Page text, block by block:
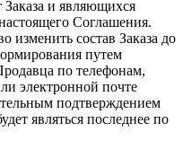
и являющихся
Соглашения.
изменить состав Заказа до
путем
по телефонам,
электронной почте
подтверждением
являться последнее по